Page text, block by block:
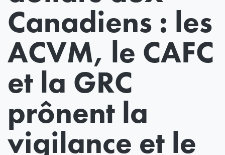
Canadiens : les
ACVM, le CAFC
et la GRC
prônent la
vigilance et le